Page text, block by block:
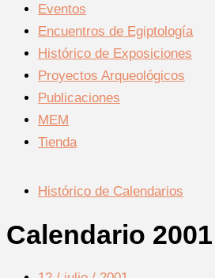
Eventos
Encuentros de Egiptología
Histórico de Exposiciones
Proyectos Arqueológicos
Publicaciones
MEM
Tienda
Histórico de Calendarios
Calendario 2001